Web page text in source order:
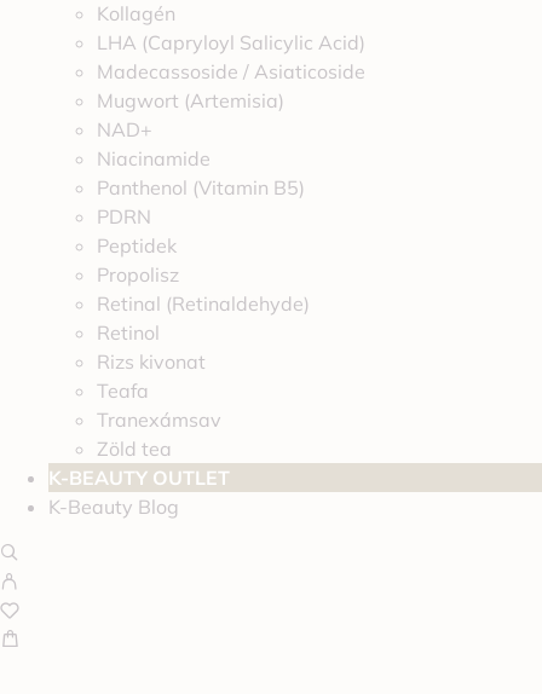
Kollagén
LHA (Capryloyl Salicylic Acid)
Madecassoside / Asiaticoside
Mugwort (Artemisia)
NAD+
Niacinamide
Panthenol (Vitamin B5)
PDRN
Peptidek
Propolisz
Retinal (Retinaldehyde)
Retinol
Rizs kivonat
Teafa
Tranexámsav
Zöld tea
K-BEAUTY OUTLET
K-Beauty Blog